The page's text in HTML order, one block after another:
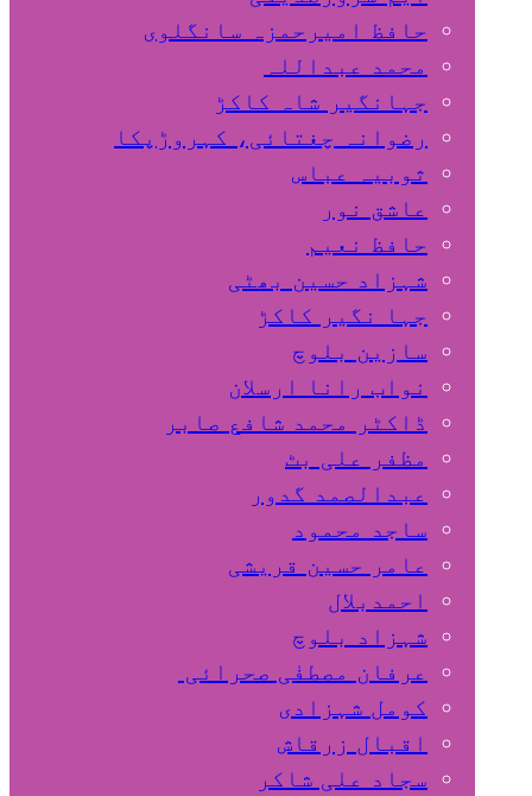
حافظ امیرحمزہ سانگلوی
محمد عبداللہ
جہانگیر شاہ کاکڑ
رضوانہ چغتائی، کہروڑپکا
ثوبیہ عباس
عاشق نور
حافظ نعیم
شہزاد حسین بھٹی
جہا نگیر کاکڑ
سازین بلوچ
نواب رانا ارسلان
ڈاکٹر محمد شافع صابر
مظفر علی بٹ
عبدالصمد گدور
ساجد محمود
عامر حسین قریشی
اﺣﻤﺪﺑﻼل
شہزاد بلوچ
عرفان مصطفٰی صحرائی
کومل شہزادی
اقبال زرقاش
سجاد علی شاکر